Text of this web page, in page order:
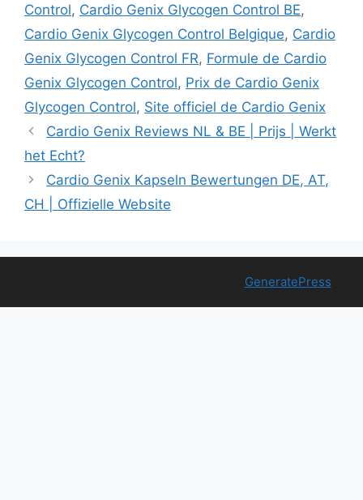
Control, Cardio Genix Glycogen Control BE,
Cardio Genix Glycogen Control Belgique, Cardio
Genix Glycogen Control FR, Formule de Cardio
Genix Glycogen Control, Prix de Cardio Genix
Glycogen Control, Site officiel de Cardio Genix
Cardio Genix Reviews NL & BE | Prijs | Werkt
het Echt?
Cardio Genix Kapseln Bewertungen DE, AT,
CH | Offizielle Website
GeneratePress